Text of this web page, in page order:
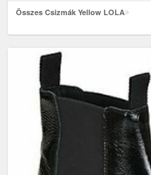
Összes Csizmák Yellow LOLA